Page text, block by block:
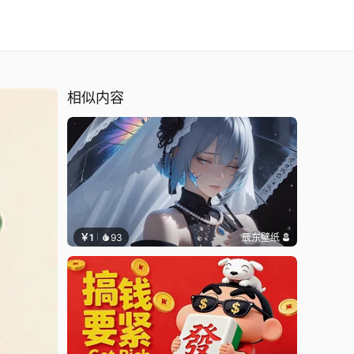
相似内容
￥1 93 辰东壁纸